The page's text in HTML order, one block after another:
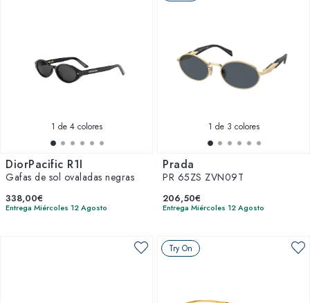
1 de 4 colores
DiorPacific R1I
Gafas de sol ovaladas negras
338,00€
Entrega Miércoles 12 Agosto
1 de 3 colores
Prada
PR 65ZS ZVN09T
206,50€
Entrega Miércoles 12 Agosto
Try On